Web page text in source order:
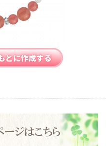
とに作成する